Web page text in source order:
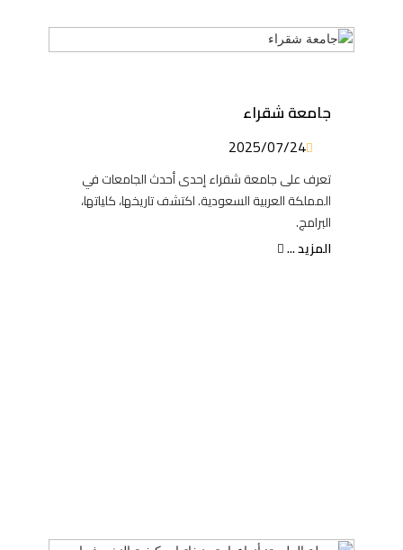
جامعة شقراء
2025/07/24
تعرف على جامعة شقراء إحدى أحدث الجامعات في
المملكة العربية السعودية. اكتشف تاريخها، كلياتها،
البرامج.
المزيد ...